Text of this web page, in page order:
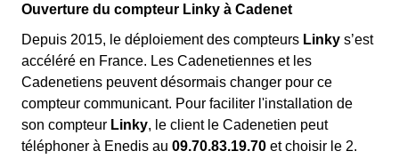
Ouverture du compteur Linky à Cadenet
Depuis 2015, le déploiement des compteurs Linky s’est
accéléré en France. Les Cadenetiennes et les
Cadenetiens peuvent désormais changer pour ce
compteur communicant. Pour faciliter l'installation de
son compteur Linky, le client le Cadenetien peut
téléphoner à Enedis au 09.70.83.19.70 et choisir le 2.